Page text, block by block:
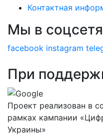
Контактная
Мы в
facebook instagram
При
Проект реализован в
рамках кампании
Украины»